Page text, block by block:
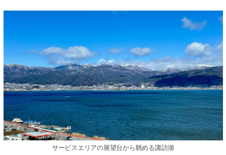
サービスエリアの展望台から眺める諏訪湖